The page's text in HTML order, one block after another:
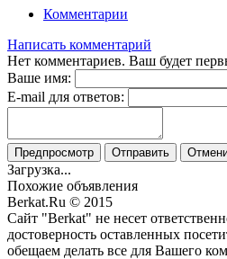
Комментарии
Написать комментарий
Нет комментариев. Ваш будет
Ваше имя:
E-mail для ответов:
Предпросмотр Отправить
Загрузка...
Похожие объявления
Berkat.Ru © 2015
Сайт "Berkat" не несет
достоверность оставленных
обещаем делать все для Вашего